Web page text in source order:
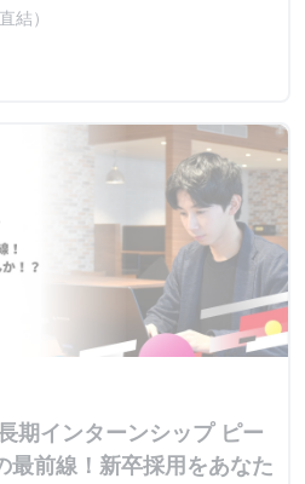
結）
期インターンシップ ピー
最前線！新卒採用をあなた